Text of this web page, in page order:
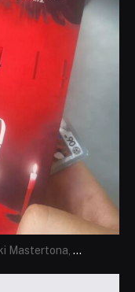
Mastertona, ...